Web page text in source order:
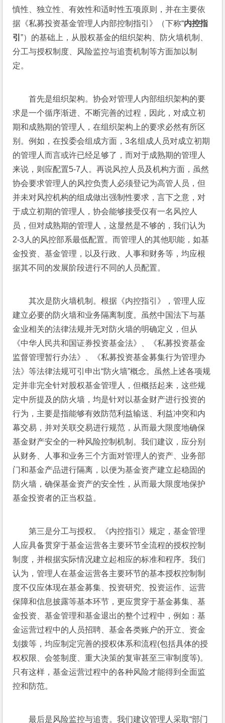
慎性、独立性、有效性和适时性五项原则，并在主要依
据《私募投资基金管理人内部控制指引》（下称“内控指
引”）的基础上，从股权基金的组织架构、防火墙机制、
分工与授权制度、风险监控与追责机制等方面加以制
定。
首先是组织架构。协会对管理人内部组织架构的要
求是一个循序渐进、不断完善的过程，因此，对成立初
期和成熟期的管理人，在组织架构上的要求必然有所区
别。例如，在投委会组成方面，3名组成人员对成立初期
的管理人而言或许已经足够了，而对于成熟期的管理人
来说，则应配置5-7人。再说风控人员及机构方面，虽然
协会要求管理人的风控负责人必须登记为高管人员，但
并未对风控机构的组成做出强制性要求，言下之意，对
于成立初期的管理人，协会能够接受仅有一名风控人
员，但对成熟期的管理人，这显然是不够的，我们认为
2-3人的风控部系最低配置。而管理人的其他职能，如基
金投资、基金管理，以及行政、人事和财务等，均应根
据其不同的发展阶段进行不同的人员配置。
其次是防火墙机制。根据《内控指引》，管理人应
建立必要的防火墙和业务隔离制度。虽然中国法下与基
金业相关的法律法规并无对防火墙的明确定义，但从
《中华人民共和国证券投资基金法》、《私募投资基金
监督管理暂行办法》、《私募投资基金募集行为管理办
法》等法律法规可引申出“防火墙”概念。虽然上述各项规
定并非完全针对股权基金管理人，但概括起来，这些规
定中所提及的防火墙，均是针对以基金财产进行投资的
行为，主要是指能够有效防范利益输送、利益冲突和内
幕交易，并对关联交易进行规范，从而最大限度地确保
基金财产安全的一种风险控制机制。我们建议，应分别
从财务、人事和业务三个方面对管理人的资产、业务部
门和基金产品进行隔离，以便为基金资产建立起稳固的
防火墙，确保基金资产的安全性，从而最大限度地保护
基金投资者的正当权益。
第三是分工与授权。《内控指引》规定，基金管理
人应具备贯穿于基金运营各主要环节全流程的授权控制
制度，并根据实际情况建立起相应的标准和程序。我们
认为，管理人在基金运营各主要环节的基本授权控制制
度不仅应体现在基金募集、投资研究、投资运作、运营
保障和信息披露等基本环节，更应贯穿于基金募集、基
金投资、基金管理和基金退出的整个过程中，例如：基
金运营过程中的人员招聘、基金各类账户的开立、资金
划拨等，均应制定完善的授权体系和流程(包括具体的授
权权限、会签制度、重大决策的复审甚至三审制度等)。
只有这样，基金运营过程中的各种风险才能得到全面监
控和防范。
最后是风险监控与追责。我们建议管理人采取“部门